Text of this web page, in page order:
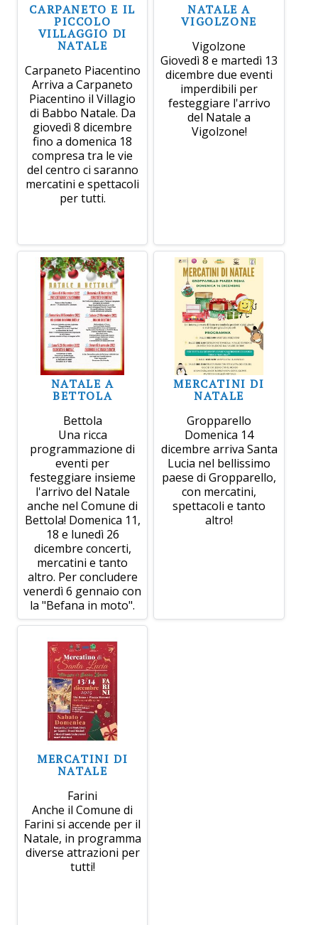
CARPANETO E IL
PICCOLO
VILLAGGIO DI
NATALE
Carpaneto Piacentino
Arriva a Carpaneto
Piacentino il Villagio
di Babbo Natale. Da
giovedì 8 dicembre
fino a domenica 18
compresa tra le vie
del centro ci saranno
mercatini e spettacoli
per tutti.
NATALE A
VIGOLZONE
Vigolzone
Giovedì 8 e martedì 13
dicembre due eventi
imperdibili per
festeggiare l'arrivo
del Natale a
Vigolzone!
NATALE A
BETTOLA
Bettola
Una ricca
programmazione di
eventi per
festeggiare insieme
l'arrivo del Natale
anche nel Comune di
Bettola! Domenica 11,
18 e lunedì 26
dicembre concerti,
mercatini e tanto
altro. Per concludere
venerdì 6 gennaio con
la "Befana in moto".
MERCATINI DI
NATALE
Gropparello
Domenica 14
dicembre arriva Santa
Lucia nel bellissimo
paese di Gropparello,
con mercatini,
spettacoli e tanto
altro!
MERCATINI DI
NATALE
Farini
Anche il Comune di
Farini si accende per il
Natale, in programma
diverse attrazioni per
tutti!